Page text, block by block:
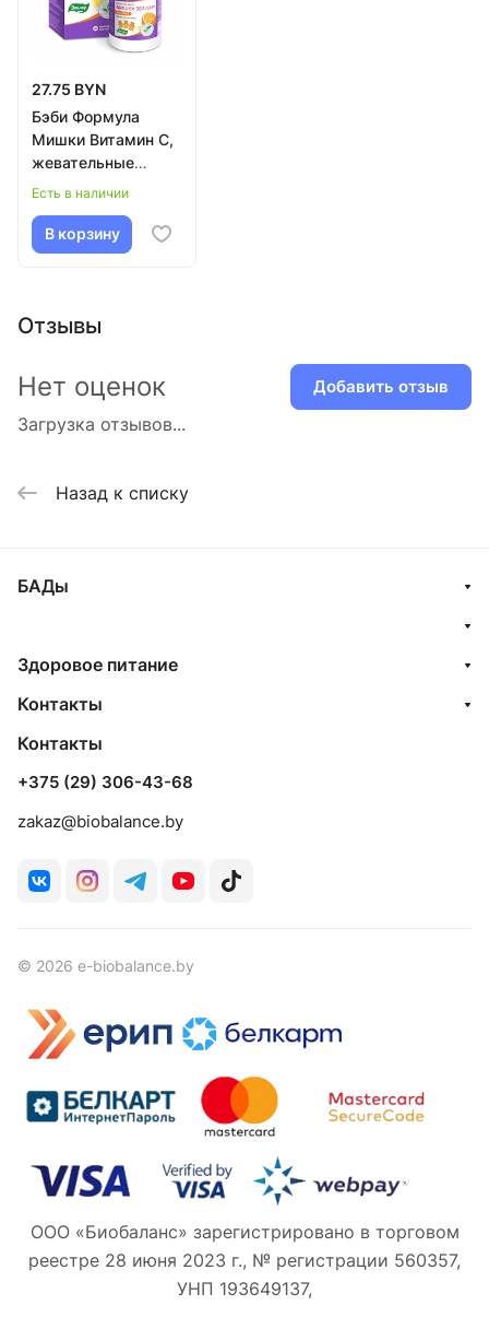
27.75 BYN
Бэби Формула
Мишки Витамин С,
жевательные
пастилки №30 по
Есть в наличии
В корзину
Отзывы
Загрузка отзывов...
Нет оценок Добавить отзыв
Назад к списку
БАДы
Здоровое питание
Контакты
Контакты
+375 (29) 306-43-68
zakaz@biobalance.by
© 2026 e-biobalance.by
ООО «Биобаланс» зарегистрировано в торговом
реестре 28 июня 2023 г., № регистрации 560357,
УНП 193649137,